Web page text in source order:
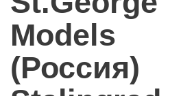
Models
(Россия)